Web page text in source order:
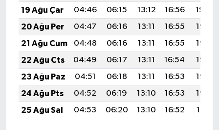
19 Ağu Çar
04:46 06:15 13:12 16:56
19:59
20 Ağu Per
04:47 06:16 13:11 16:55
19:57
21 Ağu Cum
04:48 06:16 13:11 16:55
19:56
22 Ağu Cts
04:49 06:17 13:11 16:54
19:55
23 Ağu Paz
04:51 06:18 13:11 16:53
19:53
24 Ağu Pts
04:52 06:19 13:10 16:53
19:52
25 Ağu Sal
04:53 06:20 13:10 16:52 19:51